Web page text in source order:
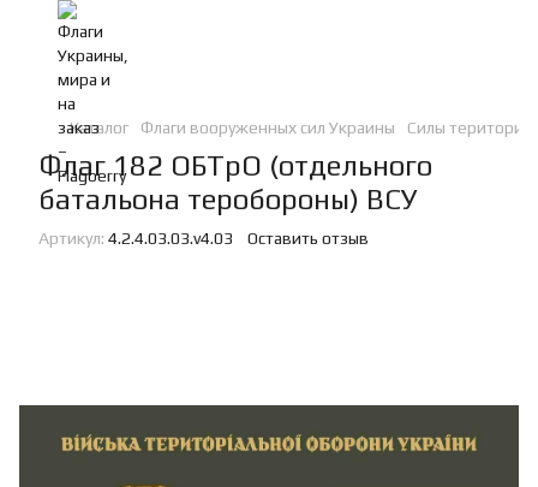
Каталог Флаги вооруженных сил Украины Силы
Флаг 182 ОБТрО (отдельного
батальона теробороны) ВСУ
Артикул: 4.2.4.03.03.v4.03 Оставить отзыв